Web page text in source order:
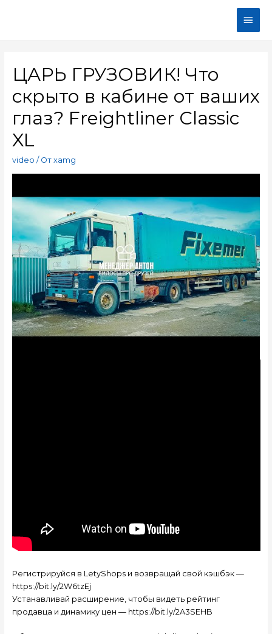
ЦАРЬ ГРУЗОВИК! Что
скрыто в кабине от ваших
глаз? Freightliner Classic
XL
video / От xamg
Регистрируйся в LetyShops и возвращай свой кэшбэк —
https://bit.ly/2W6tzEj
Устанавливай расширение, чтобы видеть рейтинг
продавца и динамику цен — https://bit.ly/2A3SEHB